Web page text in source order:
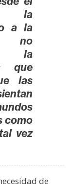
la
a la
no
y la
que
las
como
vez
de